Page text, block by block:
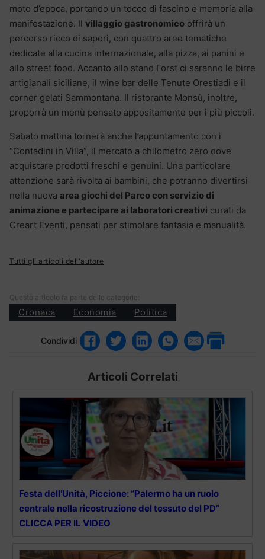
moto d’epoca, portando un tocco di fascino e memoria alla
manifestazione. Il villaggio gastronomico offrirà un
percorso ricco di sapori, con quattro aree tematiche
dedicate alla cucina internazionale, alla pizza, ai panini e
allo street food. Accanto allo stand Forst ci saranno le birre
artigianali siciliane, il wine bar delle Tenute Orestiadi e il
corner gelati Sammontana. Il ristorante Monsù, inoltre,
proporrà un menù pensato appositamente per i più piccoli.
Sabato mattina tornerà anche l’appuntamento con i
“Contadini in Villa”, il mercato a chilometro zero dove
acquistare prodotti freschi e genuini. Una particolare
attenzione sarà rivolta ai bambini, che potranno divertirsi
nella nuova area giochi del Parco con servizio di
animazione e partecipare ai laboratori creativi curati da
Creart Eventi, pensati per stimolare fantasia e manualità.
Tutti gli articoli dell'autore
Questo articolo fa parte delle categorie:
Cronaca Economia Politica
Condividi
Articoli Correlati
Festa dell’Unità, Piccione: “Palermo ha un ruolo
centrale nella ricostruzione del tessuto del PD”
CLICCA PER IL VIDEO